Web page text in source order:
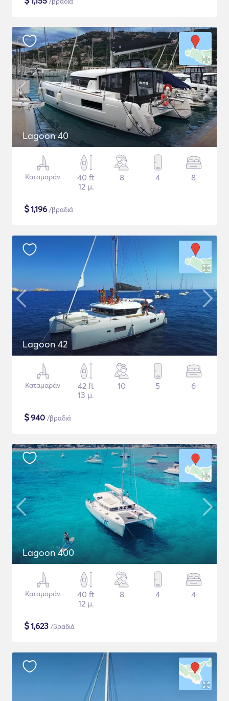
Lagoon 40
Καταμαράν
40 ft
12 μ.
8 4 8
$1,196 /βραδιά
Lagoon 42
Καταμαράν
42 ft
13 μ.
10 5 6
$940 /βραδιά
Lagoon 400
Καταμαράν
40 ft
12 μ.
8 4 4
$1,623 /βραδιά